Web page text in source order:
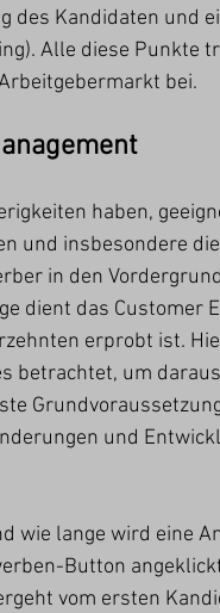
Kandidaten und
Alle diese Punkte
bei.
haben,
und insbesondere
in den
dient das Customer
erprobt ist.
betrachtet, um
und
wie lange wird eine
Button
vom ersten